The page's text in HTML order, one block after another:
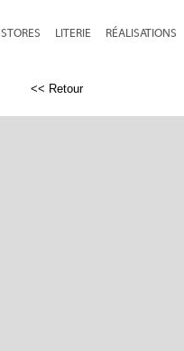
STORES LITERIE RÉALISATIONS
<< Retour